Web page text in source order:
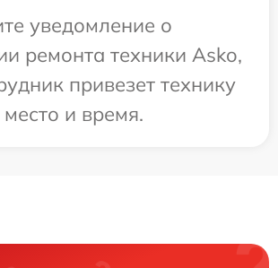
уведомление о
ремонта техники Asko,
привезет технику
и время.